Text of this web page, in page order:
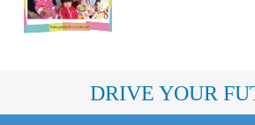
DRIVE YOUR